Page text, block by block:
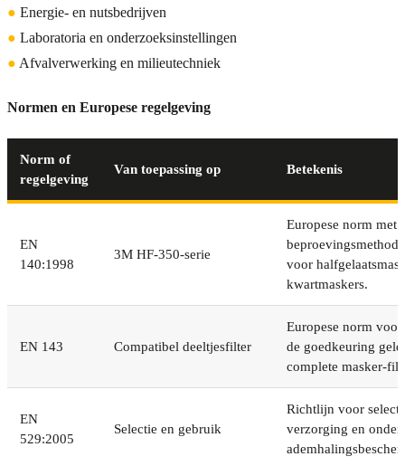
● Energie- en nutsbedrijven
● Laboratoria en onderzoeksinstellingen
● Afvalverwerking en milieutechniek
Normen en Europese regelgeving
Norm of
regelgeving
Van toepassing op Betekenis
EN
140:1998
3M HF-350-serie
Europese norm met
voor
kwartmaskers.
EN 143 Compatibel deeltjesfilter
Europese norm
de goedkeuring
complete masker-
EN
529:2005
Selectie en gebruik
Richtlijn voor
verzorging en